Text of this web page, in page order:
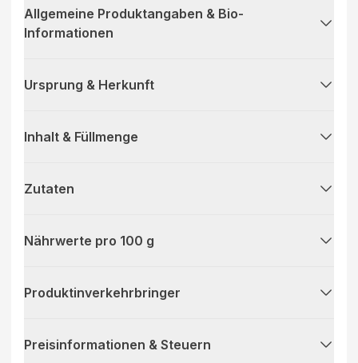
Allgemeine Produktangaben & Bio-
Informationen
Ursprung & Herkunft
Inhalt & Füllmenge
Zutaten
Nährwerte pro 100 g
Produktinverkehrbringer
Preisinformationen & Steuern